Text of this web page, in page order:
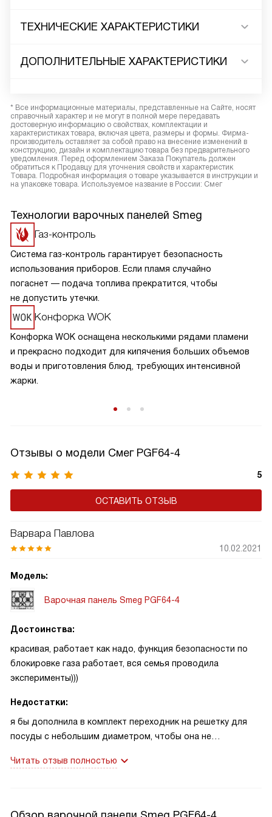
ТЕХНИЧЕСКИЕ ХАРАКТЕРИСТИКИ
ДОПОЛНИТЕЛЬНЫЕ ХАРАКТЕРИСТИКИ
* Все информационные материалы, представленные на Сайте, носят
справочный характер и не могут в полной мере передавать
достоверную информацию о свойствах, комплектации и
характеристиках товара, включая цвета, размеры и формы. Фирма-
производитель оставляет за собой право на внесение изменений в
конструкцию, дизайн и комплектацию товара без предварительного
уведомления. Перед оформлением Заказа Покупатель должен
обратиться к Продавцу для уточнения свойств и характеристик
Товара. Подробная информация о товаре указывается в инструкции и
на упаковке товара. Используемое название в России: Смег
Технологии варочных панелей Smeg
Газ-контроль
Система газ-контроль гарантирует безопасность
использования приборов. Если пламя случайно
погаснет — подача топлива прекратится, чтобы
не допустить утечки.
Конфорка WOK
Конфорка WOK оснащена несколькими рядами пламени
и прекрасно подходит для кипячения больших объемов
воды и приготовления блюд, требующих интенсивной
жарки.
Отзывы о модели Смег PGF64-4
5
ОСТАВИТЬ ОТЗЫВ
Варвара Павлова
10.02.2021
Модель:
Варочная панель Smeg PGF64-4
Достоинства:
красивая, работает как надо, функция безопасности по
блокировке газа работает, вся семья проводила
эксперименты)))
Недостатки:
я бы дополнила в комплект переходник на решетку для
посуды с небольшим диаметром, чтобы она не
Читать отзыв полностью